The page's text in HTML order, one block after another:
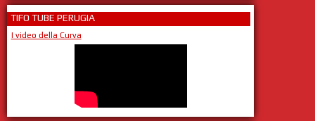
TIFO TUBE PERUGIA
I video della Curva